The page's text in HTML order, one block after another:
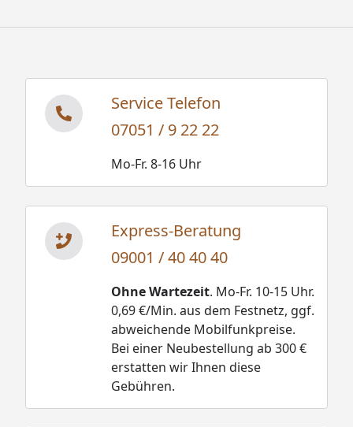
Service Telefon
07051 / 9 22 22
Mo-Fr. 8-16 Uhr
Express-Beratung
09001 / 40 40 40
Ohne Wartezeit. Mo-Fr. 10-15 Uhr.
0,69 €/Min. aus dem Festnetz, ggf.
abweichende Mobilfunkpreise.
Bei einer Neubestellung ab 300 €
erstatten wir Ihnen diese
Gebühren.